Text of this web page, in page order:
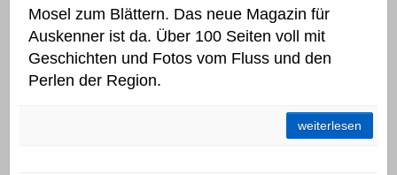
Mosel zum Blättern. Das neue Magazin für
Auskenner ist da. Über 100 Seiten voll mit
Geschichten und Fotos vom Fluss und den
Perlen der Region.
weiterlesen